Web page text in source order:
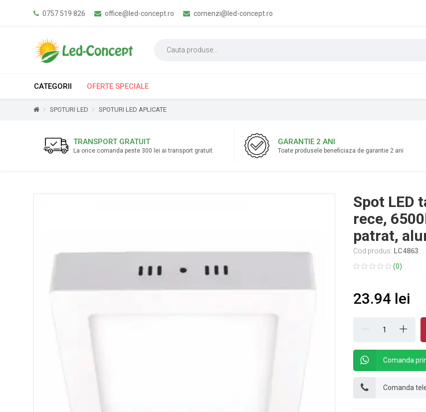
0757 519 826 office@led-concept.ro comenzi@led-concept.ro
CATEGORII OFERTE SPECIALE
SPOTURI LED SPOTURI LED APLICATE
TRANSPORT GRATUIT
La orice comanda peste 300 lei ai transport gratuit
GARANTIE 2 ANI
Toate produsele beneficiaza de garantie 2 ani
Spot LED
rece,
patrat,
Cod produs: LC4863
(0)
23.94 lei
Comanda
Comanda